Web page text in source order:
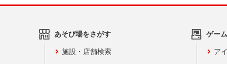
あそび場をさがす
施設・店舗検索
ゲー
ア